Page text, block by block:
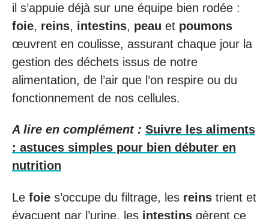
il s’appuie déjà sur une équipe bien rodée :
foie, reins, intestins, peau et poumons
œuvrent en coulisse, assurant chaque jour la
gestion des déchets issus de notre
alimentation, de l’air que l’on respire ou du
fonctionnement de nos cellules.
A lire en complément : Suivre les aliments
: astuces simples pour bien débuter en
nutrition
Le foie s’occupe du filtrage, les reins trient et
évacuent par l’urine, les intestins gèrent ce